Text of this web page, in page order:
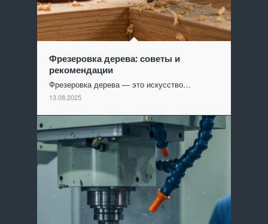
Фрезеровка дерева: советы и
рекомендации
Фрезеровка дерева — это искусство…
13.08.2025